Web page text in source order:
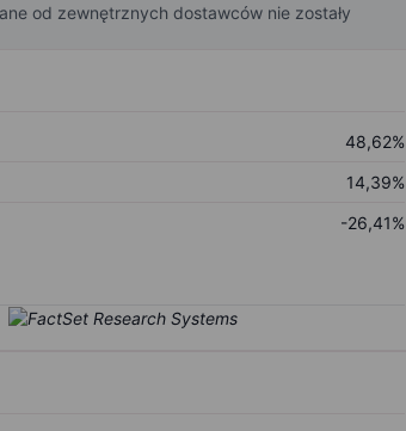
od zewnętrznych dostawców nie zostały
48,62%
14,39%
-26,41%